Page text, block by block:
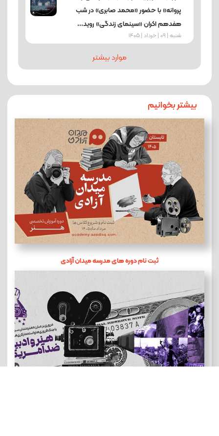
پروانه» با حضور «محمد صابری» در شب
هفدهم اکران «سینمای زندگی» روید...
شنبه | 09 | خرداد | 1405
موارد بیشتر
بیشتر بخوانیم
ثبت نام دوره های مدرسه میدان آزادی